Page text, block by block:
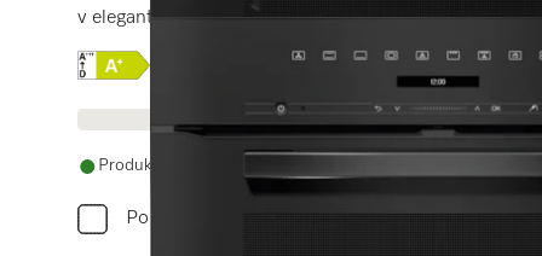
v elegantnom čiernom dizajne s fun. AirFry, sieťovým
Online Label Flag, Energetický štítok
Informácie o produkte
Produkt je dostupný
Porovnať